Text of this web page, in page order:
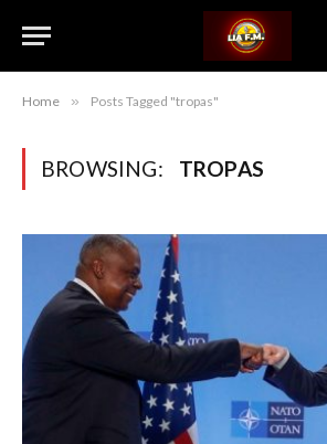
Home » Posts Tagged "tropas"
BROWSING: TROPAS